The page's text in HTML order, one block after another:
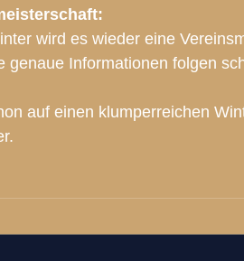
wird es wieder eine
genaue Informationen folgen
auf einen klumperreichen